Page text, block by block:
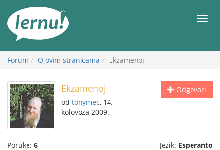
Meni
Forum O ovim stranicama Ekzamenoj
Odgovori
Ekzamenoj
od tonymec, 14.
kolovoza 2009.
Poruke: 6 Jezik: Esperanto